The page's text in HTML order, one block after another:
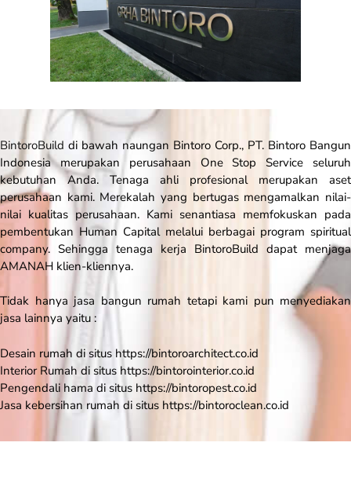
BintoroBuild di bawah naungan Bintoro Corp., PT. Bintoro Bangun
Indonesia merupakan perusahaan One Stop Service seluruh
kebutuhan Anda. Tenaga ahli profesional merupakan aset
perusahaan kami. Merekalah yang bertugas mengamalkan nilai-
nilai kualitas perusahaan. Kami senantiasa memfokuskan pada
pembentukan Human Capital melalui berbagai program spiritual
company. Sehingga tenaga kerja BintoroBuild dapat menjaga
AMANAH klien-kliennya.
Tidak hanya jasa bangun rumah tetapi kami pun menyediakan
jasa lainnya yaitu :
Desain rumah di situs https://bintoroarchitect.co.id
Interior Rumah di situs https://bintorointerior.co.id
Pengendali hama di situs https://bintoropest.co.id
Jasa kebersihan rumah di situs https://bintoroclean.co.id